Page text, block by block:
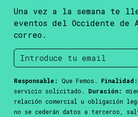
Una vez a la semana te
eventos del Occidente de
correo.
Responsable: Que Femos. Finalidad:
servicio solicitado. Duración:
relación comercial u obligación
no se cederán datos a terceros,